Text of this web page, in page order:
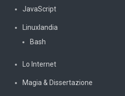
JavaScript
Linuxlandia
Bash
Lo Internet
Magia & Dissertazione